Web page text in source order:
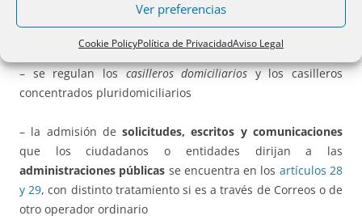
Ver preferencias
Cookie PolicyPolítica de PrivacidadAviso Legal
objetos prohibidos
– se regulan loscasilleros domiciliariosy los casilleros
concentrados pluridomiciliarios
– la admisión desolicitudes, escritos y comunicaciones
que los ciudadanos o entidades dirijan a las
administraciones públicas se encuentra en los artículos 28
y 29, con distinto tratamiento si es a través de Correos o de
otro operador ordinario